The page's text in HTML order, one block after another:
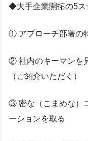
◆大手企業開拓の5
① アプローチ部署の
② 社内のキーマンを
（ご紹介いただく）
③ 密な（こまめな）
ーションを取る